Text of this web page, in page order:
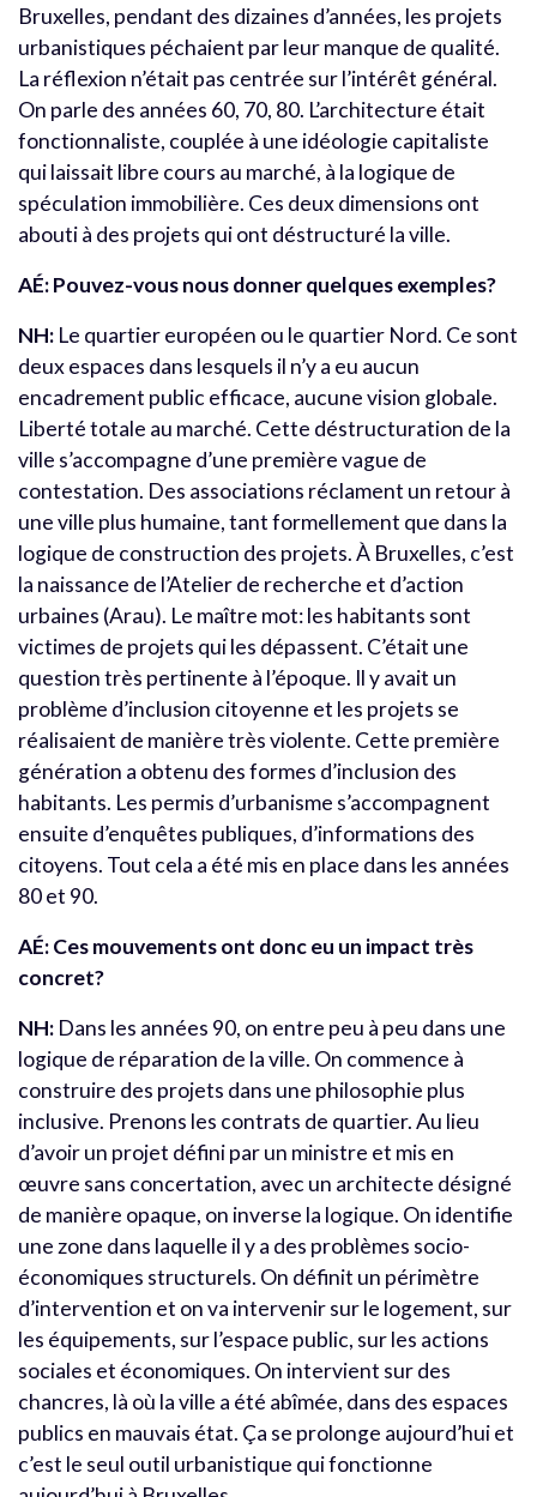
Bruxelles, pendant des dizaines d’années, les projets
urbanistiques péchaient par leur manque de qualité.
La réflexion n’était pas centrée sur l’intérêt général.
On parle des années 60, 70, 80. L’architecture était
fonctionnaliste, couplée à une idéologie capitaliste
qui laissait libre cours au marché, à la logique de
spéculation immobilière. Ces deux dimensions ont
abouti à des projets qui ont déstructuré la ville.
AÉ:Pouvez-vous nous donner quelques exemples?
NH: Le quartier européen ou le quartier Nord. Ce sont
deux espaces dans lesquels il n’y a eu aucun
encadrement public efficace, aucune vision globale.
Liberté totale au marché. Cette déstructuration de la
ville s’accompagne d’une première vague de
contestation. Des associations réclament un retour à
une ville plus humaine, tant formellement que dans la
logique de construction des projets. À Bruxelles, c’est
la naissance de l’Atelier de recherche et d’action
urbaines (Arau). Le maître mot: les habitants sont
victimes de projets qui les dépassent. C’était une
question très pertinente à l’époque. Il y avait un
problème d’inclusion citoyenne et les projets se
réalisaient de manière très violente. Cette première
génération a obtenu des formes d’inclusion des
habitants. Les permis d’urbanisme s’accompagnent
ensuite d’enquêtes publiques, d’informations des
citoyens. Tout cela a été mis en place dans les années
80 et 90.
AÉ:Ces mouvements ont donc eu un impact très
concret?
NH: Dans les années 90, on entre peu à peu dans une
logique de réparation de la ville. On commence à
construire des projets dans une philosophie plus
inclusive. Prenons les contrats de quartier. Au lieu
d’avoir un projet défini par un ministre et mis en
œuvre sans concertation, avec un architecte désigné
de manière opaque, on inverse la logique. On identifie
une zone dans laquelle il y a des problèmes socio-
économiques structurels. On définit un périmètre
d’intervention et on va intervenir sur le logement, sur
les équipements, sur l’espace public, sur les actions
sociales et économiques. On intervient sur des
chancres, là où la ville a été abîmée, dans des espaces
publics en mauvais état. Ça se prolonge aujourd’hui et
c’est le seul outil urbanistique qui fonctionne